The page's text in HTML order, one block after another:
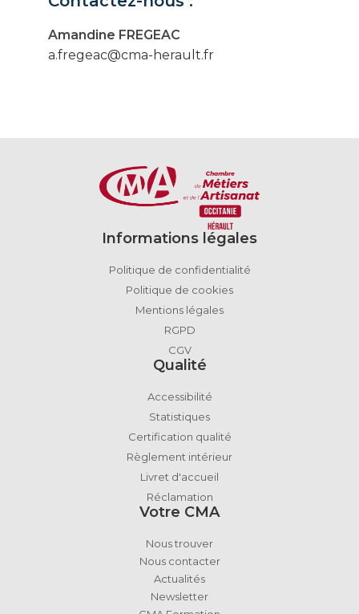
Amandine FREGEAC
a.fregeac@cma-herault.fr
Informations légales
Politique de confidentialité
Politique de cookies
Mentions légales
RGPD
CGV
Qualité
Accessibilité
Statistiques
Certification qualité
Règlement intérieur
Livret d'accueil
Réclamation
Votre CMA
Nous trouver
Nous contacter
Actualités
Newsletter